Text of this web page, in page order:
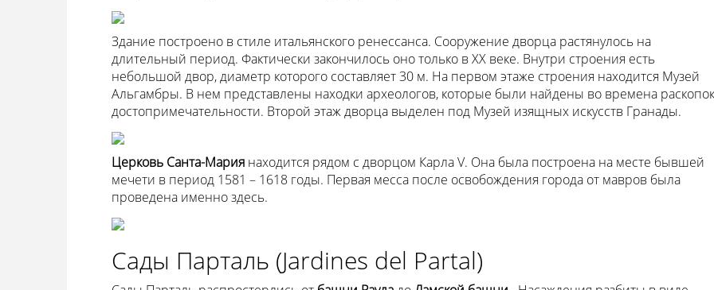
Здание построено в стиле итальянского ренессанса. Сооружение дворца растянулось на
длительный период. Фактически закончилось оно только в ХХ веке. Внутри строения есть
небольшой двор, диаметр которого составляет 30 м. На первом этаже строения находится Музей
Альгамбры. В нем представлены находки археологов, которые были найдены во времена раскопок
достопримечательности. Второй этаж дворца выделен под Музей изящных искусств Гранады.
Церковь Санта-Мария находится рядом с дворцом Карла V. Она была построена на месте бывшей
мечети в период 1581 – 1618 годы. Первая месса после освобождения города от мавров была
проведена именно здесь.
Сады Парталь (Jardines del Partal)